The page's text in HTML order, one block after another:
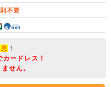
不要
！
カードレス！
せん。